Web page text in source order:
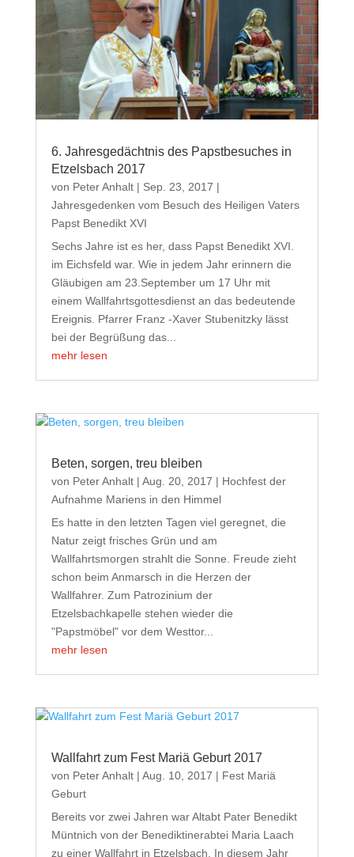
6. Jahresgedächtnis des Papstbesuches in
Etzelsbach 2017
von Peter Anhalt| Sep. 23, 2017 |
Jahresgedenken vom Besuch des Heiligen Vaters
Papst Benedikt XVI
Sechs Jahre ist es her, dass Papst Benedikt XVI.
im Eichsfeld war. Wie in jedem Jahr erinnern die
Gläubigen am 23.September um 17 Uhr mit
einem Wallfahrtsgottesdienst an das bedeutende
Ereignis. Pfarrer Franz -Xaver Stubenitzky lässt
bei der Begrüßung das...
mehr lesen
Beten, sorgen, treu bleiben
von Peter Anhalt| Aug. 20, 2017 | Hochfest der
Aufnahme Mariens in den Himmel
Es hatte in den letzten Tagen viel geregnet, die
Natur zeigt frisches Grün und am
Wallfahrtsmorgen strahlt die Sonne. Freude zieht
schon beim Anmarsch in die Herzen der
Wallfahrer. Zum Patrozinium der
Etzelsbachkapelle stehen wieder die
"Papstmöbel" vor dem Westtor...
mehr lesen
Wallfahrt zum Fest Mariä Geburt 2017
von Peter Anhalt| Aug. 10, 2017 | Fest Mariä
Geburt
Bereits vor zwei Jahren war Altabt Pater Benedikt
Müntnich von der Benediktinerabtei Maria Laach
zu einer Wallfahrt in Etzelsbach. In diesem Jahr